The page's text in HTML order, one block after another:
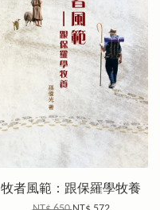
牧者風範：跟保羅學牧養